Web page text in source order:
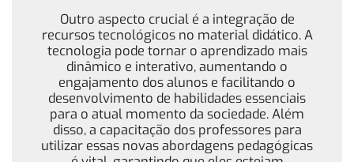
Outro aspecto crucial é a integração de
recursos tecnológicos no material didático. A
tecnologia pode tornar o aprendizado mais
dinâmico e interativo, aumentando o
engajamento dos alunos e facilitando o
desenvolvimento de habilidades essenciais
para o atual momento da sociedade. Além
disso, a capacitação dos professores para
utilizar essas novas abordagens pedagógicas